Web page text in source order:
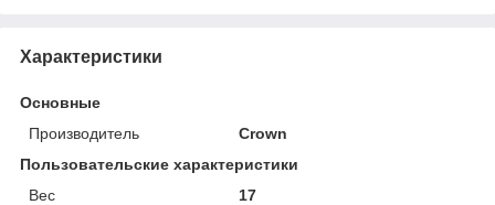
Характеристики
Основные
Производитель
Crown
Пользовательские характеристики
Вес
17